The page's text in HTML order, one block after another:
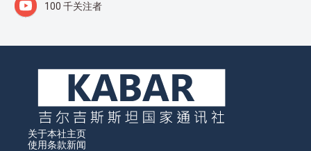
100 千关注者
关于本社
使用条款
主页
新闻